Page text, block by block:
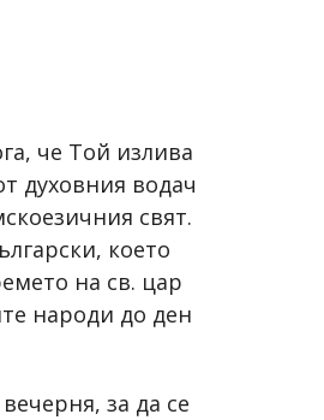
че Той излива
духовния водач
свят.
което
на св. цар
народи до ден
за да се